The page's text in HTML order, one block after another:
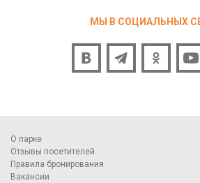
МЫ В СОЦИАЛЬНЫХ
О парке
Отзывы посетителей
Правила бронирования
Вакансии